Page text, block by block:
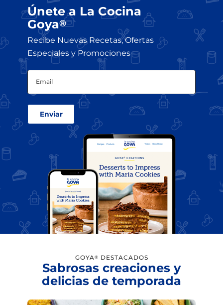
Únete a La Cocina
Goya®
Recibe Nuevas Recetas, Ofertas
Especiales y Promociones
GOYA® DESTACADOS
Sabrosas creaciones y
delicias de temporada